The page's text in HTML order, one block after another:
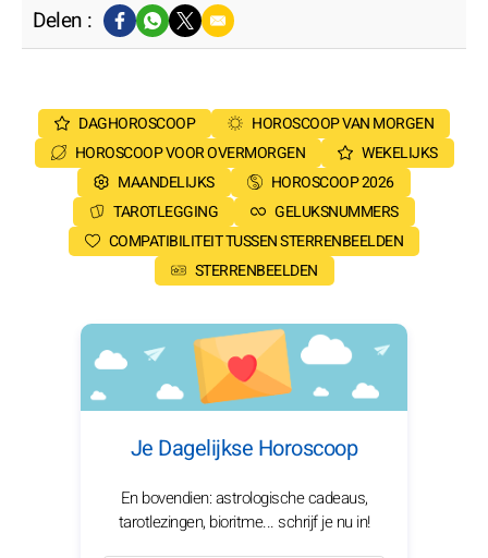
Delen :
DAGHOROSCOOP
HOROSCOOP VAN MORGEN
HOROSCOOP VOOR OVERMORGEN
WEKELIJKS
MAANDELIJKS
HOROSCOOP 2026
TAROTLEGGING
GELUKSNUMMERS
COMPATIBILITEIT TUSSEN STERRENBEELDEN
STERRENBEELDEN
Je Dagelijkse Horoscoop
En bovendien: astrologische cadeaus,
tarotlezingen, bioritme... schrijf je nu in!